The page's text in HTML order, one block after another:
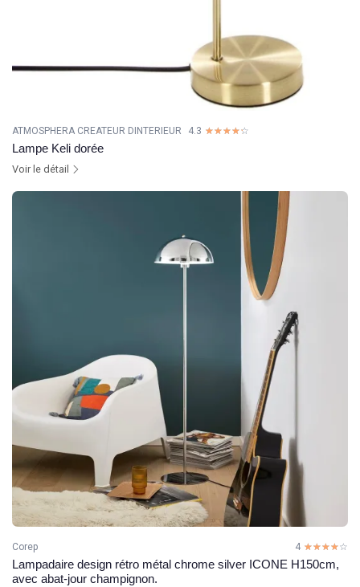
ATMOSPHERA CREATEUR DINTERIEUR 4.3 ☆☆☆☆☆
★★★★★
Lampe Keli dorée
Voir le détail
Corep 4 ☆☆☆☆☆
★★★★★
Lampadaire design rétro métal chrome silver ICONE H150cm,
avec abat-jour champignon.